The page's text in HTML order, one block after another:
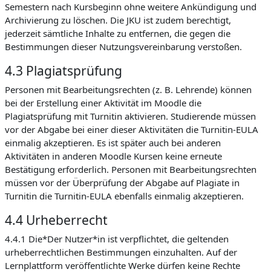
Semestern nach Kursbeginn ohne weitere Ankündigung und
Archivierung zu löschen. Die JKU ist zudem berechtigt,
jederzeit sämtliche Inhalte zu entfernen, die gegen die
Bestimmungen dieser Nutzungsvereinbarung verstoßen.
4.3 Plagiatsprüfung
Personen mit Bearbeitungsrechten (z. B. Lehrende) können
bei der Erstellung einer Aktivität im Moodle die
Plagiatsprüfung mit Turnitin aktivieren. Studierende müssen
vor der Abgabe bei einer dieser Aktivitäten die Turnitin-EULA
einmalig akzeptieren. Es ist später auch bei anderen
Aktivitäten in anderen Moodle Kursen keine erneute
Bestätigung erforderlich. Personen mit Bearbeitungsrechten
müssen vor der Überprüfung der Abgabe auf Plagiate in
Turnitin die Turnitin-EULA ebenfalls einmalig akzeptieren.
4.4 Urheberrecht
4.4.1 Die*Der Nutzer*in ist verpflichtet, die geltenden
urheberrechtlichen Bestimmungen einzuhalten. Auf der
Lernplattform veröffentlichte Werke dürfen keine Rechte